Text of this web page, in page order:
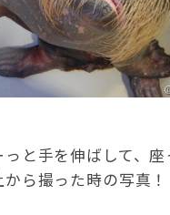
と手を伸ばして、座
ら撮った時の写真！